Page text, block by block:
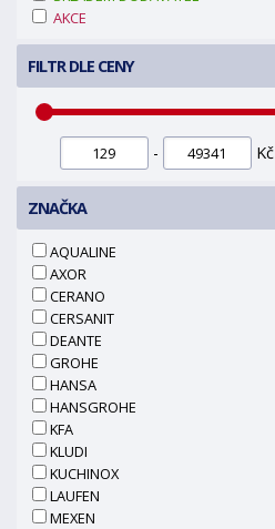
AKCE
FILTR DLE CENY
- Kč
ZNAČKA
AQUALINE
AXOR
CERANO
CERSANIT
DEANTE
GROHE
HANSA
HANSGROHE
KFA
KLUDI
KUCHINOX
LAUFEN
MEXEN